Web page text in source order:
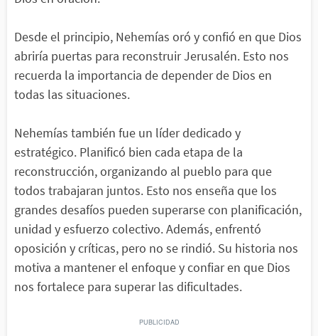
Desde el principio, Nehemías oró y confió en que Dios
abriría puertas para reconstruir Jerusalén. Esto nos
recuerda la importancia de depender de Dios en
todas las situaciones.
Nehemías también fue un líder dedicado y
estratégico. Planificó bien cada etapa de la
reconstrucción, organizando al pueblo para que
todos trabajaran juntos. Esto nos enseña que los
grandes desafíos pueden superarse con planificación,
unidad y esfuerzo colectivo. Además, enfrentó
oposición y críticas, pero no se rindió. Su historia nos
motiva a mantener el enfoque y confiar en que Dios
nos fortalece para superar las dificultades.